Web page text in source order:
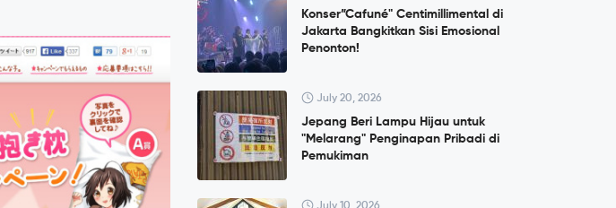
Konser”Cafuné" Centimillimental di
Jakarta Bangkitkan Sisi Emosional
Penonton!
July 20, 2026
Jepang Beri Lampu Hijau untuk
"Melarang" Penginapan Pribadi di
Pemukiman